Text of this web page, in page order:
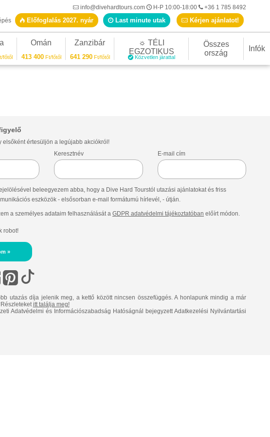
info@divehardtours.com H-P 10:00-18:00
+36 1 785 8492
Előfoglalás 2027. nyár Last minute utak Kérjen ajánlatot!
főtől
Omán
413 400Ft/főtől
Zanzibár
641 290Ft/főtől
☼ TÉLI
EGZOTIKUS
Közvetlen járattal
Összes
ország
Infók
elsőként értesüljön a legújabb akciókról!
Keresztnév E-mail cím
beleegyezem abba, hogy a Dive Hard Tourstól utazási ajánlatokat és friss
eszközök - elsősorban e-mail formátumú hírlevél, - útján.
a személyes adataim felhasználását a GDPR adatvédelmi tájékoztatóban előírt módon.
robot!
»
utazás díja jelenik meg, a kettő között nincsen összefüggés. A honlapunk mindig a már
itt találja meg!
Adatvédelmi és Információszabadság Hatóságnál bejegyzett Adatkezelési Nyilvántartási